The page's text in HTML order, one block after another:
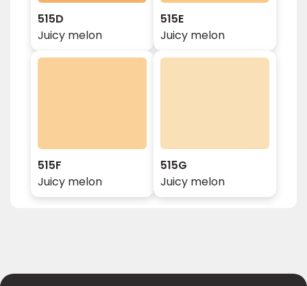
515D
Juicy melon
515E
Juicy melon
515F
Juicy melon
515G
Juicy melon